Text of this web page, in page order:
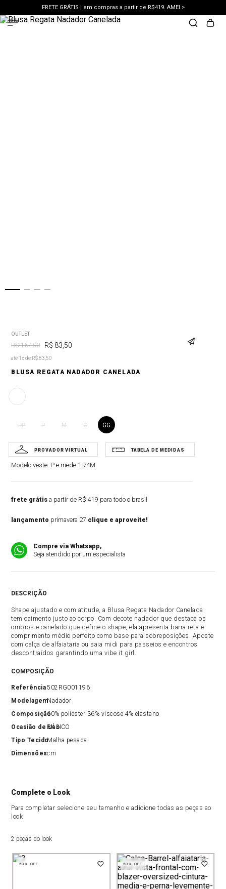
FRETE GRÁTIS | em compras a partir de R$419. AMEI >
PIX | 5% off no pix à vista. APROVEITAR >
OUTLET
R$ 167,00 R$ 83 50
até 1x de R$ 83,50
BLUSA REGATA NADADOR CANELADA
PP P M G GG
Modelo veste: P e mede 1,74M
frete grátis a partir de R$ 419 para todo o brasil
lançamento primavera 27.clique e aproveite!
Compre via Whatsapp,
Seja atendido por um especialista
DESCRIÇÃO
Shape ajustado e com atitude, a Blusa Regata Nadador Canelada
tem caimento justo ao corpo. Com decote nadador que destaca os
ombros e canelado que define o shape, ela apresenta barra reta e
comprimento médio perfeito como base para sobreposições. Aposte
com calça de alfaiataria ou saia midi para passeios e encontros
descontraídos garantindo uma vibe it girl.
COMPOSIÇÃO
Referência502RG001196
ModelagemNadador
Composição60% poliéster 36% viscose 4% elastano
Ocasião de Uso
BÁSICO
Tipo TecidoMalha pesada
Dimensõescm
Complete o Look
Para completar selecione seu tamanho e adicione todas as peças ao
look
2 peças do look
50% OFF 50% OFF